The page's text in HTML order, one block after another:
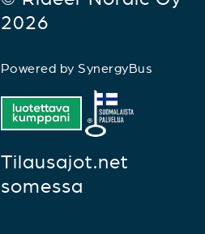
2026
Powered by SynergyBus
Tilausajot.net
somessa